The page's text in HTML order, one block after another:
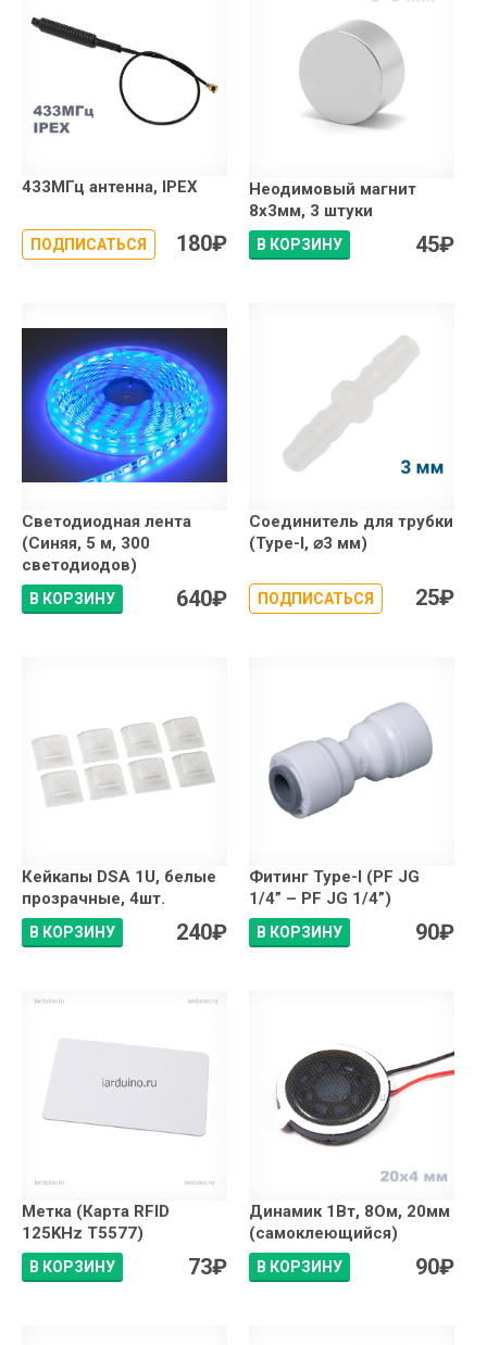
433МГц антенна, IPEX
ПОДПИСАТЬСЯ 180₽
Неодимовый магнит
8x3мм, 3 штуки
В КОРЗИНУ 45₽
Светодиодная лента
(Синяя, 5 м, 300
светодиодов)
В КОРЗИНУ 640₽
Соединитель для трубки
(Type-I, ⌀3 мм)
ПОДПИСАТЬСЯ 25₽
Кейкапы DSA 1U, белые
прозрачные, 4шт.
В КОРЗИНУ 240₽
Фитинг Type-I (PF JG
1/4” – PF JG 1/4”)
В КОРЗИНУ 90₽
Метка (Карта RFID
125KHz T5577)
В КОРЗИНУ 73₽
Динамик 1Вт, 8Ом, 20мм
(самоклеющийся)
В КОРЗИНУ 90₽